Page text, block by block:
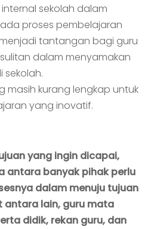
sekolah dalam
proses pembelajaran
tantangan bagi guru
dalam menyamakan
masih kurang lengkap untuk
yang inovatif.
yang ingin dicapai,
antara banyak pihak perlu
dalam menuju tujuan
lain, guru mata
didik, rekan guru, dan